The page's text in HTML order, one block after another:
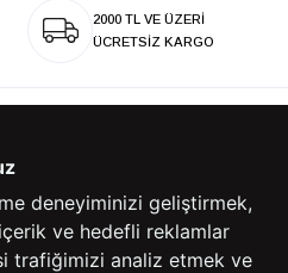
2000 TL VE ÜZERİ
ÜCRETSİZ KARGO
deneyiminizi geliştirmek,
ve hedefli reklamlar
trafiğimizi analiz etmek ve